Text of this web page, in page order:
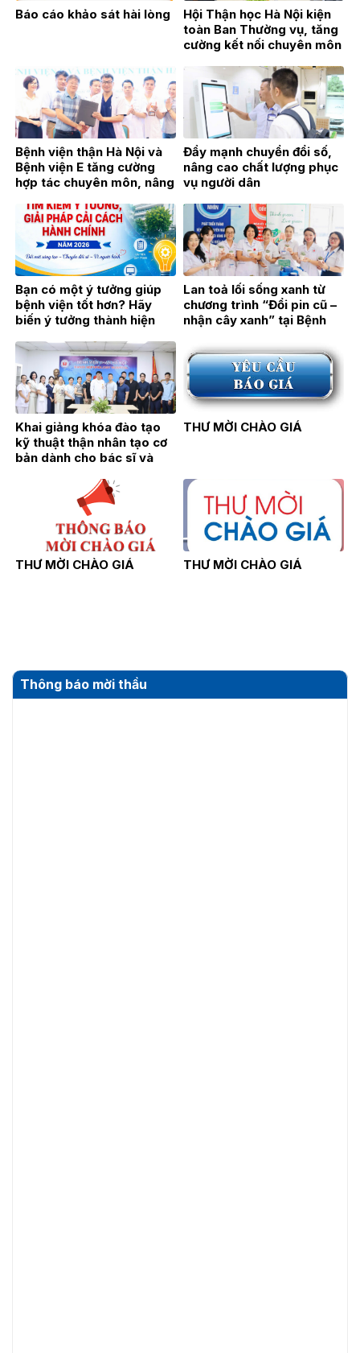
Báo cáo khảo sát hài lòng
Hội Thận học Hà Nội kiện
toàn Ban Thường vụ, tăng
cường kết nối chuyên môn
chuyên ngành Thận học
Bệnh viện thận Hà Nội và
Bệnh viện E tăng cường
hợp tác chuyên môn, nâng
chữa bệnh
Đẩy mạnh chuyển đổi số,
nâng cao chất lượng phục
vụ người dân
Bạn có một ý tưởng giúp
bệnh viện tốt hơn? Hãy
biến ý tưởng thành hiện
Lan toả lối sống xanh từ
chương trình “Đổi pin cũ –
nhận cây xanh” tại Bệnh
Khai giảng khóa đào tạo
kỹ thuật thận nhân tạo cơ
bản dành cho bác sĩ và
THƯ MỜI CHÀO GIÁ
THƯ MỜI CHÀO GIÁ THƯ MỜI CHÀO GIÁ
Thông báo mời thầu